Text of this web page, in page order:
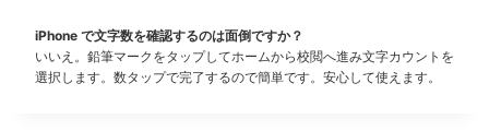
iPhone で文字数を確認するのは面倒ですか？
いいえ。鉛筆マークをタップしてホームから校閲へ進み文字カウントを
選択します。数タップで完了するので簡単です。安心して使えます。